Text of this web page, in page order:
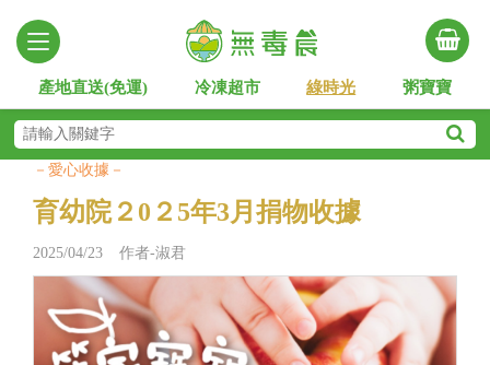
產地直送(免運) 冷凍超市 綠時光 粥寶寶
－愛心收據－
育幼院２0２5年3月捐物收據
2025/04/23 作者-淑君